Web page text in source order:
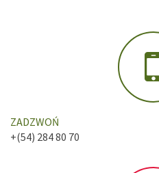
ZADZWOŃ
+(54) 284 80 70